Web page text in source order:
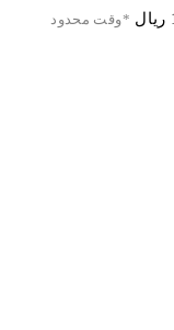
*وقت محدود